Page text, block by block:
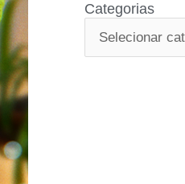
Categorias